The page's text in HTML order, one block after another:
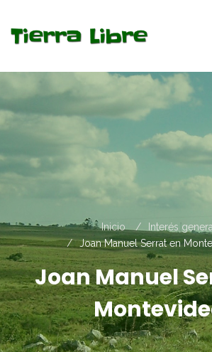
Inicio
Interés general
Joan Manuel Serrat en
Joan Manuel